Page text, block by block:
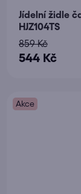
Jídelní židle
HJZ104TS
544 Kč
859 Kč
Akce